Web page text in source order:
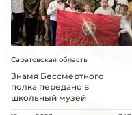
Саратовская область
Знамя Бессмертного
полка передано в
школьный музей